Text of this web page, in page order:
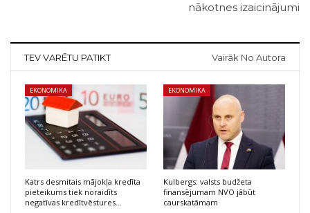
nākotnes izaicinājumi
TEV VARĒTU PATIKT Vairāk No Autora
EKONOMIKA
Katrs desmitais mājokļa kredīta
pieteikums tiek noraidīts
negatīvas kredītvēstures…
EKONOMIKA
Kulbergs: valsts budžeta
finansējumam NVO jābūt
caurskatāmam